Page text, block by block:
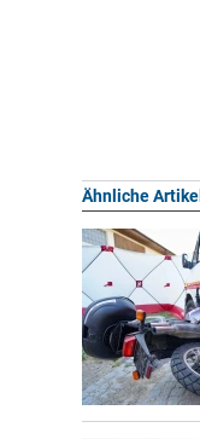
Ähnliche Artikel